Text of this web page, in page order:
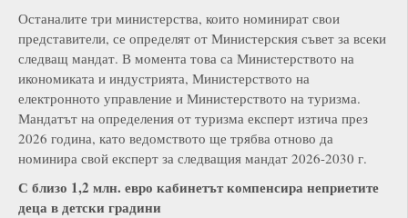
Останалите три министерства, които номинират свои
представители, се определят от Министерския съвет за всеки
следващ мандат. В момента това са Министерството на
икономиката и индустрията, Министерството на
електронното управление и Министерството на туризма.
Мандатът на определения от туризма експерт изтича през
2026 година, като ведомството ще трябва отново да
номинира свой експерт за следващия мандат 2026-2030 г.
С близо 1,2 млн. евро кабинетът компенсира неприетите
деца в детски градини